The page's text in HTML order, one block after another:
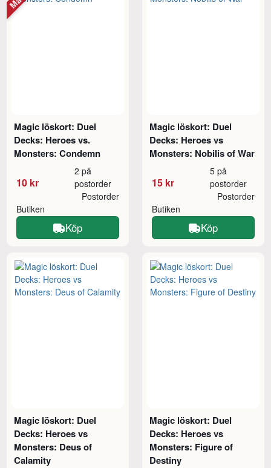
Magic löskort: Duel
Decks: Heroes vs.
Monsters: Condemn
10 kr
2 på
postorder
Butiken
Postorder
Köp
Magic löskort: Duel
Decks: Heroes vs
Monsters: Nobilis of War
15 kr
5 på
postorder
Butiken
Postorder
Köp
Magic löskort: Duel
Decks: Heroes vs
Monsters: Deus of
Calamity
Magic löskort: Duel
Decks: Heroes vs
Monsters: Figure of
Destiny